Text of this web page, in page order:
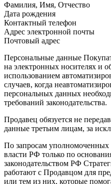
Фамилия, Имя, Отчество
Дата рождения
Контактный телефон
Адрес электронной почты
Почтовый адрес
Персональные данные
на электронных носителях и
использованием
случаев, когда
персональных данных
требований законодательства.
Продавец обязуется не
данные третьим лицам, за
По запросам уполномоченных
власти РФ только по
законодательством РФ
работают с Продавцом для
или тем из них, которые